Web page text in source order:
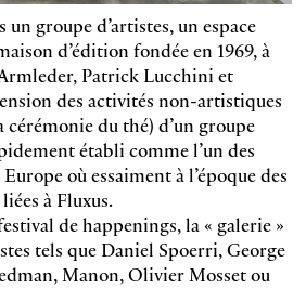
groupe d’artistes, un espace
d’édition fondée en 1969, à
Patrick Lucchini et
des activités non-artistiques
cérémonie du thé) d’un groupe
établi comme l’un des
où essaiment à l’époque des
à Fluxus.
de happenings, la « galerie »
tels que Daniel Spoerri, George
Manon, Olivier Mosset ou